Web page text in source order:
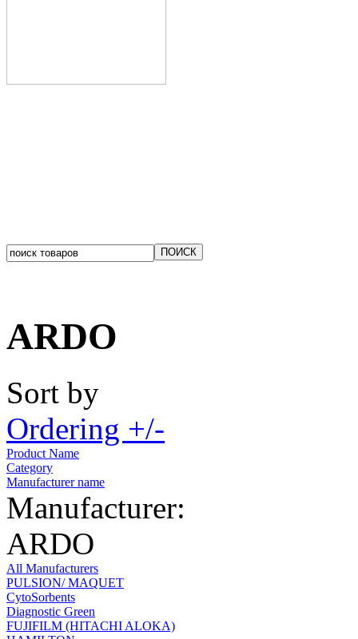
ARDO
Sort by
Ordering +/-
Product Name
Category
Manufacturer name
Manufacturer:
ARDO
All Manufacturers
PULSION/ MAQUET
CytoSorbents
Diagnostic Green
FUJIFILM (HITACHI ALOKA)